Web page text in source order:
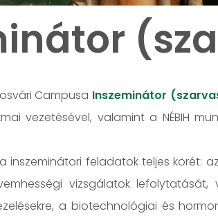
Campusa Inszeminátor
vezetésével, valamint a NÉBIH
inszeminátori feladatok teljes körét:
vizsgálatok
a biotechnológiai és